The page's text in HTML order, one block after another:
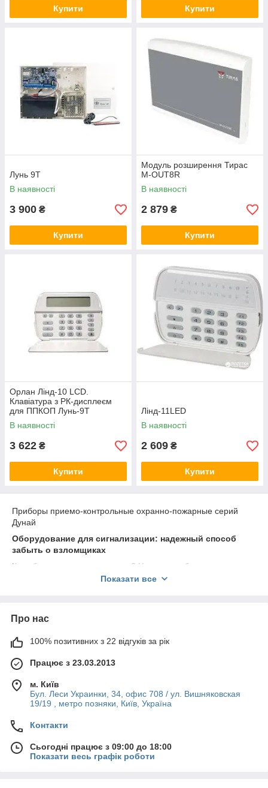
Купити Купити
Лунь 9Т
В наявності
3 900 ₴
Купити
Модуль розширення Тирас
M-OUT8R
В наявності
2 879 ₴
Купити
Орлан Лінд-10 LCD.
Клавіатура з РК-дисплеєм
для ППКОП Лунь-9Т
В наявності
3 622 ₴
Купити
Лінд-11LED
В наявності
2 609 ₴
Купити
Приборы приемо-контрольные охранно-пожарные серий
Дунай
Оборудование для сигнализации: надежный способ
забыть о взломщиках
Как обезопасить свое жилище? Установить бронированную
дверь и крепкий замок? Это далеко не всегда эффективно,
имущества.
Как подобрать охранную сигнализацию?
помогут вам подобрать необходимое оборудование для
охранной сигнализации. Мы предлагаем оборудование таких
компаний, как:
беспроводная сигнализация компании Jablotron
(Польша);
приборы приёмо-контрольные охранные серии
Показати все
Про нас
100% позитивних з 22 відгуків за рік
Працює з 23.03.2013
м. Київ
Бул. Леси Украинки, 34, офис 708 / ул. Вишняковская
19/19 , метро позняки, Київ, Україна
Контакти
Сьогодні працює з 09:00 до 18:00
Показати весь графік роботи